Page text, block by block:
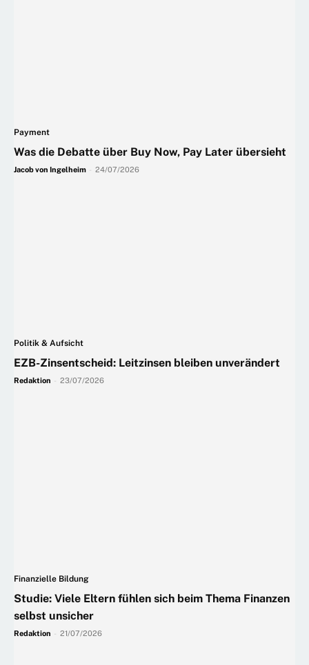
Payment
Was die Debatte über Buy Now, Pay Later übersieht
Jacob von Ingelheim 24/07/2026
Politik & Aufsicht
EZB-Zinsentscheid: Leitzinsen bleiben unverändert
Redaktion 23/07/2026
Finanzielle Bildung
Studie: Viele Eltern fühlen sich beim Thema Finanzen
selbst unsicher
Redaktion 21/07/2026